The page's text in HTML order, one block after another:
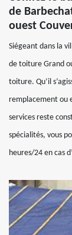
de
ouest
Siégeant dans la
de toiture Grand
toiture. Qu’il
remplacement ou
services reste
spécialités, vous
heures/24 en cas